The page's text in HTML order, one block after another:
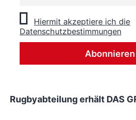
Hiermit akzeptiere ich die
Datenschutzbestimmungen
Rugbyabteilung erhält DAS